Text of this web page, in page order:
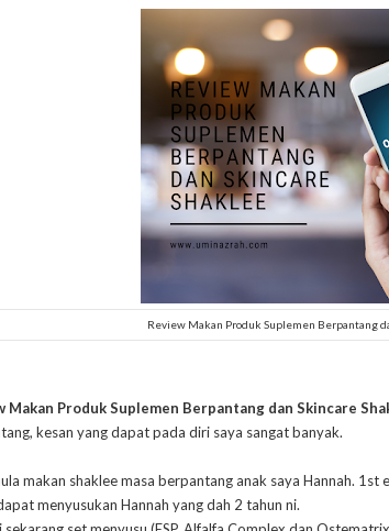
Review Makan Produk Suplemen Berpantang
Makan Produk Suplemen Berpantang dan Skincare
kesan yang dapat pada diri saya sangat banyak.
makan shaklee masa berpantang anak saya Hannah.
menyusukan Hannah yang dah 2 tahun ni.